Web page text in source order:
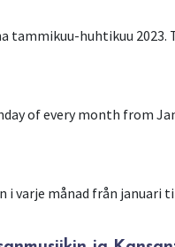
tammikuu-huhtikuu
of every month from
varje månad från januari